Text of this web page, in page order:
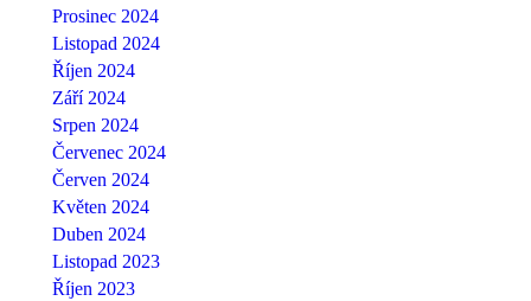
Prosinec 2024
Listopad 2024
Říjen 2024
Září 2024
Srpen 2024
Červenec 2024
Červen 2024
Květen 2024
Duben 2024
Listopad 2023
Říjen 2023